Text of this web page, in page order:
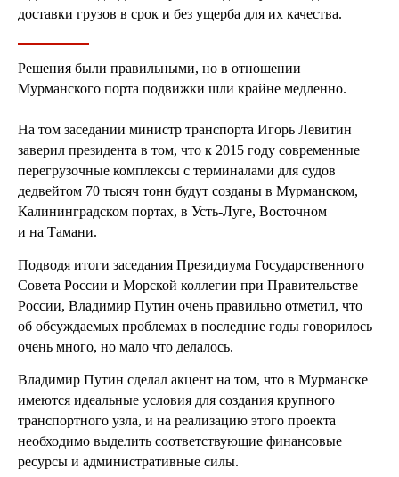
доставки грузов в срок и без ущерба для их качества.
Решения были правильными, но в отношении
Мурманского порта подвижки шли крайне медленно.
На том заседании министр транспорта Игорь Левитин
заверил президента в том, что к 2015 году современные
перегрузочные комплексы с терминалами для судов
дедвейтом 70 тысяч тонн будут созданы в Мурманском,
Калининградском портах, в Усть-Луге, Восточном
и на Тамани.
Подводя итоги заседания Президиума Государственного
Совета России и Морской коллегии при Правительстве
России, Владимир Путин очень правильно отметил, что
об обсуждаемых проблемах в последние годы говорилось
очень много, но мало что делалось.
Владимир Путин сделал акцент на том, что в Мурманске
имеются идеальные условия для создания крупного
транспортного узла, и на реализацию этого проекта
необходимо выделить соответствующие финансовые
ресурсы и административные силы.